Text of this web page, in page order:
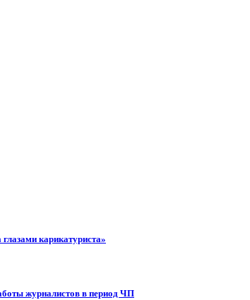
карикатуриста»
журналистов в период ЧП